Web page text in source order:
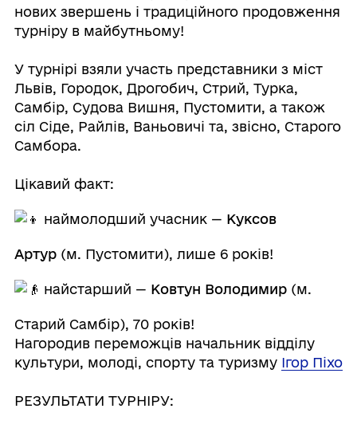
нових звершень і традиційного продовження
турніру в майбутньому!
У турнірі взяли участь представники з міст
Львів, Городок, Дрогобич, Стрий, Турка,
Самбір, Судова Вишня, Пустомити, а також
сіл Сіде, Райлів, Ваньовичі та, звісно, Старого
Самбора.
Цікавий факт:
наймолодший учасник — Куксов
Артур(м. Пустомити), лише 6 років!
найстарший — Ковтун Володимир(м.
Старий Самбір), 70 років!
Нагородив переможців начальник відділу
культури, молоді, спорту та туризму Ігор Піхо
РЕЗУЛЬТАТИ ТУРНІРУ: